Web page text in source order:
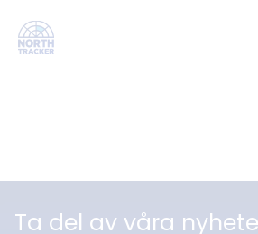
Ta del av våra